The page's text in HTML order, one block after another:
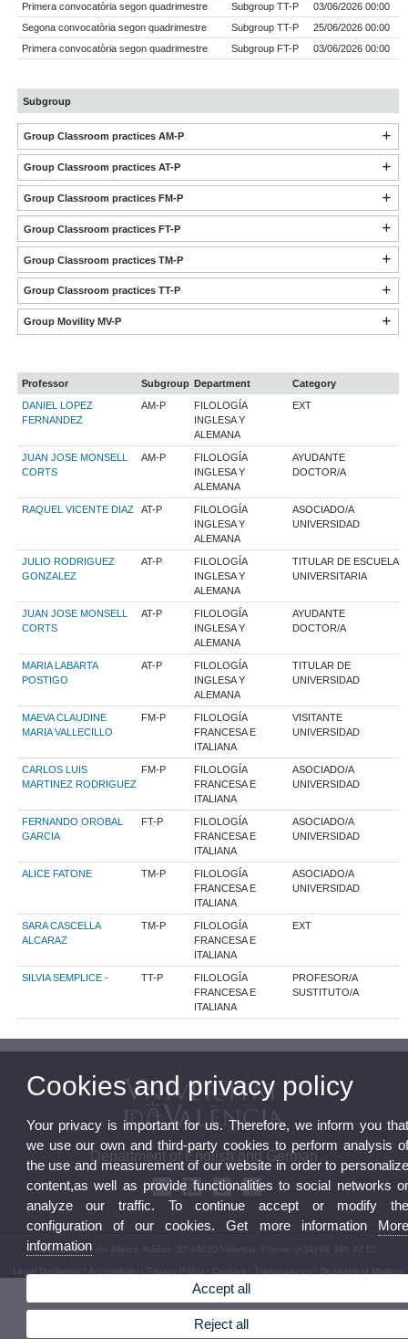
Primera convocatòria segon quadrimestre
Subgroup TT-P
03/06/2026 00:00
Segona convocatòria segon quadrimestre
Subgroup TT-P
25/06/2026 00:00
Primera convocatòria segon quadrimestre
Subgroup FT-P 03/06/2026 00:00
Subgroup
Group Classroom practices AM-P
Group Classroom practices AT-P
Group Classroom practices FM-P
Group Classroom practices FT-P
Group Classroom practices TM-P
Group Classroom practices TT-P
Group Movility MV-P
Professor Subgroup Department
Category
DANIEL LOPEZ
FERNANDEZ
AM-P
FILOLOGÍA
INGLESA Y
ALEMANA
EXT
JUAN JOSE MONSELL
CORTS
AM-P
FILOLOGÍA
INGLESA Y
ALEMANA
AYUDANTE
DOCTOR/A
RAQUEL VICENTE DIAZ AT-P
FILOLOGÍA
INGLESA Y
ALEMANA
ASOCIADO/A
UNIVERSIDAD
JULIO RODRIGUEZ
GONZALEZ
AT-P
FILOLOGÍA
INGLESA Y
ALEMANA
TITULAR DE ESCUELA
UNIVERSITARIA
JUAN JOSE MONSELL
CORTS
AT-P
FILOLOGÍA
INGLESA Y
ALEMANA
AYUDANTE
DOCTOR/A
MARIA LABARTA
POSTIGO
AT-P
FILOLOGÍA
INGLESA Y
ALEMANA
TITULAR DE
UNIVERSIDAD
MAEVA CLAUDINE
MARIA VALLECILLO
FM-P
FILOLOGÍA
FRANCESA E
ITALIANA
VISITANTE
UNIVERSIDAD
CARLOS LUIS
MARTINEZ RODRIGUEZ
FM-P
FILOLOGÍA
FRANCESA E
ITALIANA
ASOCIADO/A
UNIVERSIDAD
FERNANDO OROBAL
GARCIA
FT-P
FILOLOGÍA
FRANCESA E
ITALIANA
ASOCIADO/A
UNIVERSIDAD
ALICE FATONE TM-P
FILOLOGÍA
FRANCESA E
ITALIANA
ASOCIADO/A
UNIVERSIDAD
SARA CASCELLA
ALCARAZ
TM-P
FILOLOGÍA
FRANCESA E
ITALIANA
EXT
SILVIA SEMPLICE - TT-P
FILOLOGÍA
FRANCESA E
ITALIANA
PROFESOR/A
SUSTITUTO/A
Department of English and German
© 2026 UV. - Av. Blasco Ibáñez, 32 46010 Valencia. Phone: (+34) 96 386 42 62
Legal Disclaimer Accessibility Privacy Policy Cookies Transparency Department Mailbox
Cookies and privacy policy
Your privacy is important for us. Therefore, we inform you
we use our own and third-party cookies to perform analysis
the use and measurement of our website in order to
content,as well as provide functionalities to social networks
analyze our traffic. To continue accept or modify
configuration of our cookies. Get more information
information
Accept all
Reject all